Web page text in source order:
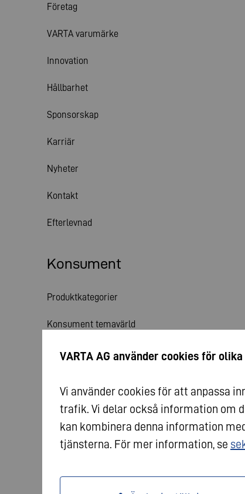
Företag
VARTA varumärke
Innovation
Hållbarhet
Sponsorskap
Karriär
Nyheter
Kontakt
Efterlevnad
Konsument
Produktkategorier
Konsument temavärld
Service
VARTA AG använder cookies för
Vi använder cookies för att anpassa
trafik. Vi delar också information om
kan kombinera denna information
tjänsterna. För mer information, se